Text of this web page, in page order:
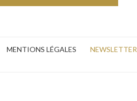
MENTIONS LÉGALES
NEWSLETTER